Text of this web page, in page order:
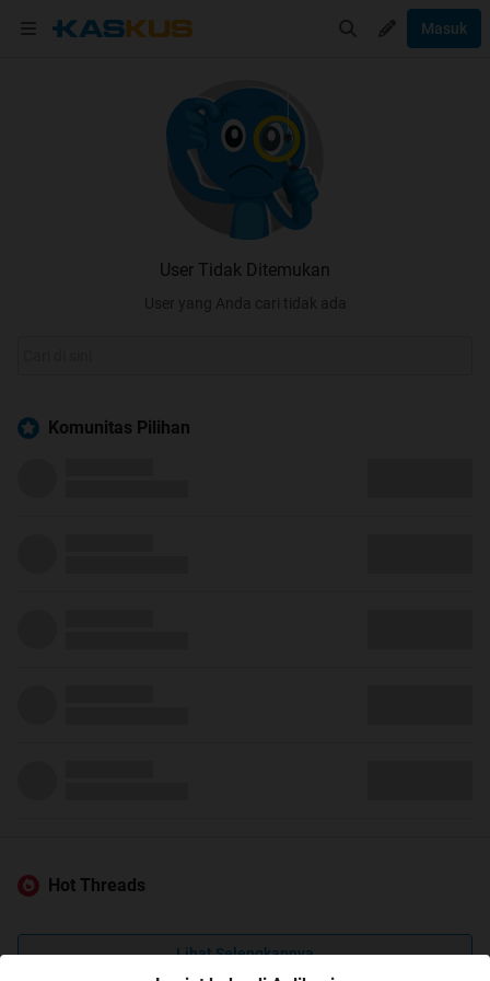
Masuk
User Tidak Ditemukan
User yang Anda cari tidak ada
Komunitas Pilihan
Hot Threads
Lihat Selengkapnya